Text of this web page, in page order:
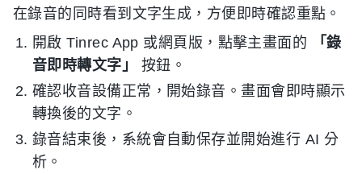
在錄音的同時看到文字生成，方便即時確認重點。
開啟 Tinrec App 或網頁版，點擊主畫面的
「錄
音即時轉文字」
按鈕。
確認收音設備正常，開始錄音。畫面會即時顯示
轉換後的文字。
錄音結束後，系統會自動保存並開始進行 AI 分
析。